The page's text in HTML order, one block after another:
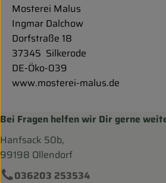
Mosterei Malus
Ingmar Dalchow
Dorfstraße 18
37345 Silkerode
DE-Öko-039
www.mosterei-malus.de
Bei Fragen helfen wir Dir gerne
Hanfsack 50b,
99198 Ollendorf
036203 253534